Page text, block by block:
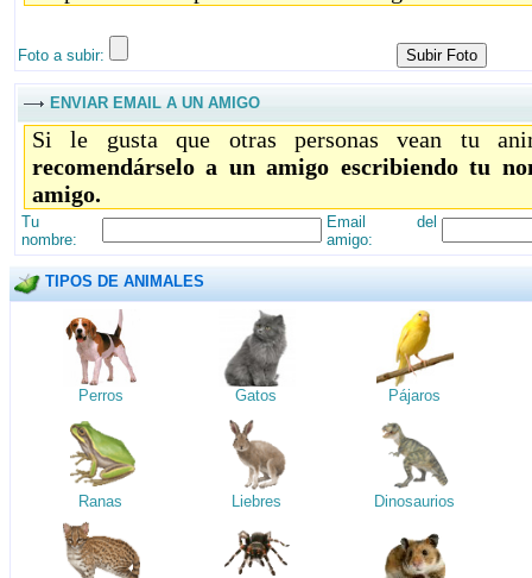
Foto a subir:
ENVIAR EMAIL A UN AMIGO
Si le gusta que otras personas vean tu
recomendárselo a un amigo escribiendo tu
amigo.
Tu
nombre:
Email del
amigo:
TIPOS DE ANIMALES
Perros Gatos Pájaros
Ranas Liebres Dinosaurios